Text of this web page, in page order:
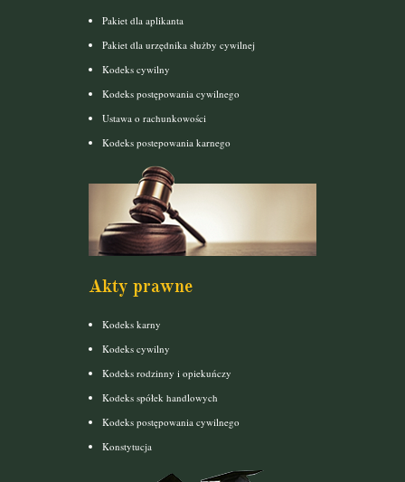
Pakiet dla aplikanta
Pakiet dla urzędnika służby cywilnej
Kodeks cywilny
Kodeks postępowania cywilnego
Ustawa o rachunkowości
Kodeks postepowania karnego
Akty prawne
Kodeks karny
Kodeks cywilny
Kodeks rodzinny i opiekuńczy
Kodeks spółek handlowych
Kodeks postępowania cywilnego
Konstytucja